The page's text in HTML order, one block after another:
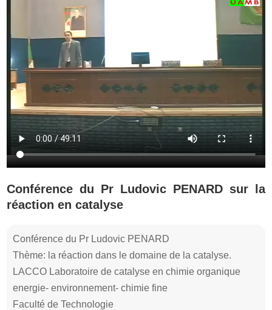
Conférence du Pr Ludovic PENARD sur la
réaction en catalyse
Conférence du Pr Ludovic PENARD
Thème: la réaction dans le domaine de la catalyse.
LACCO Laboratoire de catalyse en chimie organique
energie- environnement- chimie fine
Faculté de Technologie